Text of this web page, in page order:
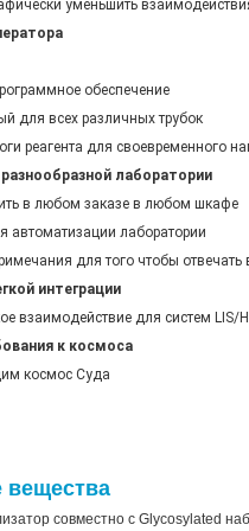
уменьшить
обеспечение
для всех различных трубок
реагента для своевременного
лаборатории
в любом заказе в любом шкафе
автоматизации лаборатории
для того чтобы
интеграции
взаимодействие для систем LIS/
к космоса
космос Суда
вещества
совместно с Glycosylated